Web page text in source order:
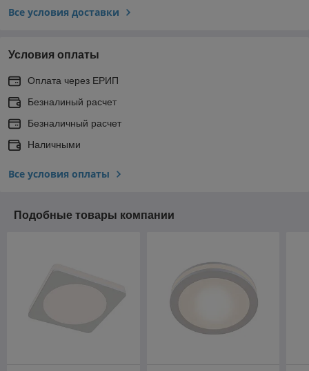
Все условия доставки
Условия оплаты
Оплата через ЕРИП
Безналиный расчет
Безналичный расчет
Наличными
Все условия оплаты
Подобные товары компании